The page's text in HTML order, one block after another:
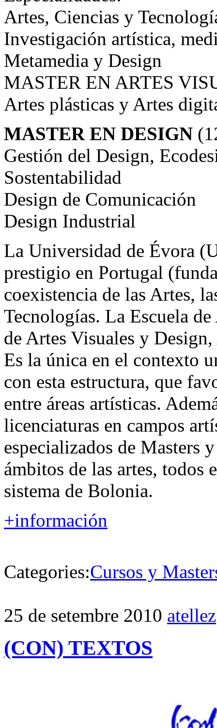
Artes, Ciencias y
Investigación artística,
Metamedia y Design
MASTER EN ARTES
Artes plásticas y Artes
MASTER EN DESIGN
Gestión del Design,
Sostentabilidad
Design de Comunicación
Design Industrial
La Universidad de Évora
prestigio en Portugal
coexistencia de las Artes,
Tecnologías. La Escuela
de Artes Visuales y
Es la única en el contexto
con esta estructura, que
entre áreas artísticas.
licenciaturas en campos
especializados de Masters
ámbitos de las artes, todos
sistema de Bolonia.
+información
Categories:Cursos y
25 de setembre 2010 atellez
(CON) TEXTOS